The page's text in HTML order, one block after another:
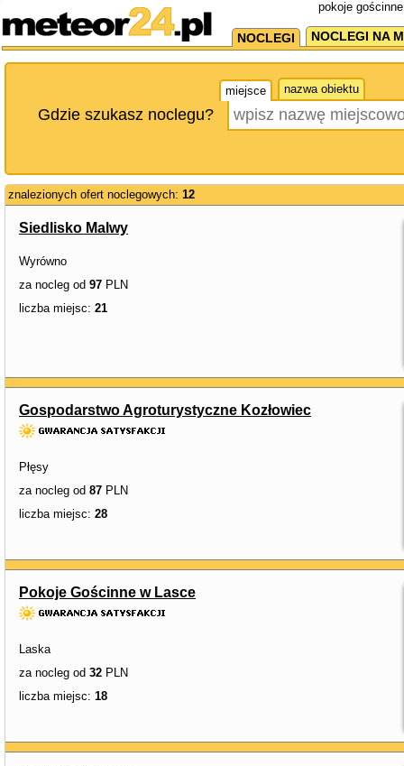
pokoje
NOCLEGI NOCLEGI NA
miejsce nazwa obiektu
Gdzie szukasz noclegu?
znalezionych ofert noclegowych: 12
Siedlisko Malwy
Wyrówno
za nocleg od 97 PLN
liczba miejsc: 21
Gospodarstwo Agroturystyczne Kozłowiec
Płęsy
za nocleg od 87 PLN
liczba miejsc: 28
Pokoje Gościnne w Lasce
Laska
za nocleg od 32 PLN
liczba miejsc: 18